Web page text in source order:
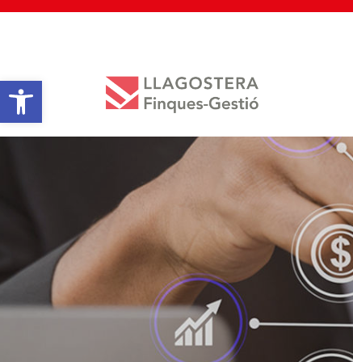
Open toolbar